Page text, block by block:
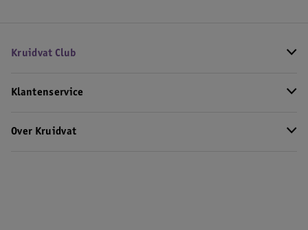
Kruidvat Club
Klantenservice
Over Kruidvat